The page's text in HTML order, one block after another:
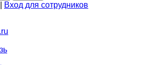
Вход для сотрудников